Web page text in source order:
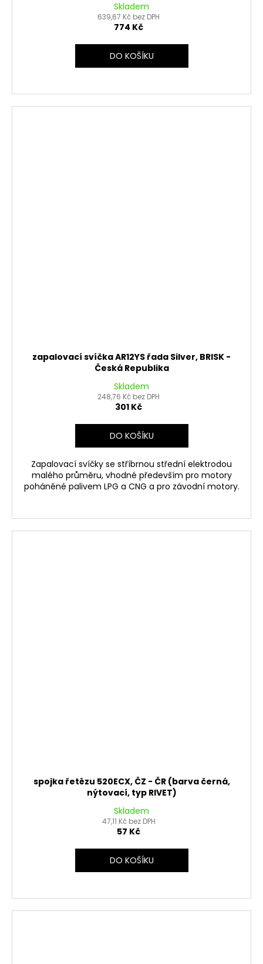
Skladem
639,67 Kč bez DPH
774 Kč
DO KOŠÍKU
zapalovací svíčka AR12YS řada Silver, BRISK -
Česká Republika
Skladem
248,76 Kč bez DPH
301 Kč
DO KOŠÍKU
Zapalovací svíčky se stříbrnou střední elektrodou
malého průměru, vhodné především pro motory
poháněné palivem LPG a CNG a pro závodní motory.
spojka řetězu 520ECX, ČZ - ČR (barva černá,
nýtovací, typ RIVET)
Skladem
47,11 Kč bez DPH
57 Kč
DO KOŠÍKU